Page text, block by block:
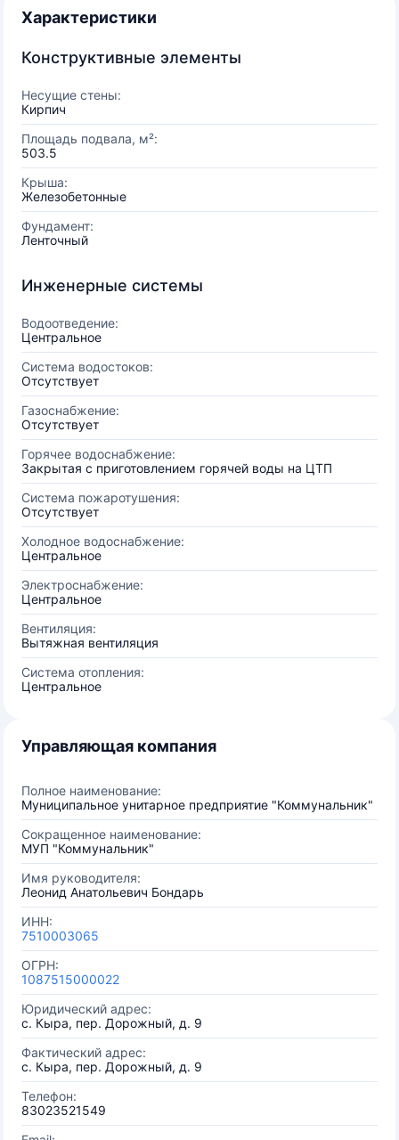
Характеристики
Конструктивные элементы
Несущие стены:
Кирпич
Площадь подвала, м²:
503.5
Крыша:
Железобетонные
Фундамент:
Ленточный
Инженерные системы
Водоотведение:
Центральное
Система водостоков:
Отсутствует
Газоснабжение:
Отсутствует
Горячее водоснабжение:
Закрытая с приготовлением горячей воды на ЦТП
Система пожаротушения:
Отсутствует
Холодное водоснабжение:
Центральное
Электроснабжение:
Центральное
Вентиляция:
Вытяжная вентиляция
Система отопления:
Центральное
Управляющая компания
Полное наименование:
Муниципальное унитарное предприятие "Коммунальник"
Сокращенное наименование:
МУП "Коммунальник"
Имя руководителя:
Леонид Анатольевич Бондарь
ИНН:
7510003065
ОГРН:
1087515000022
Юридический адрес:
с. Кыра, пер. Дорожный, д. 9
Фактический адрес:
с. Кыра, пер. Дорожный, д. 9
Телефон:
83023521549